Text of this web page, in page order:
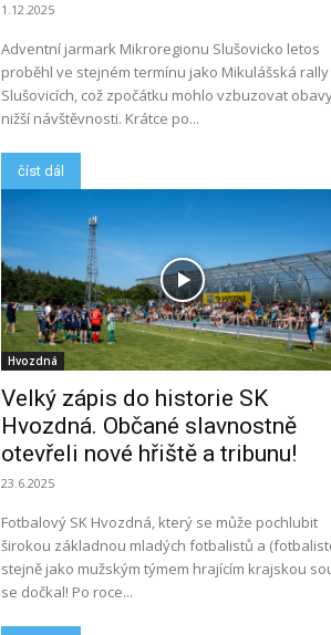
1.12.2025
Adventní jarmark Mikroregionu Slušovicko letos
proběhl ve stejném termínu jako Mikulášská rally
Slušovicích, což zpočátku mohlo vzbuzovat
nižší návštěvnosti. Krátce po...
číst dál
Hvozdná
Velký zápis do historie SK
Hvozdná. Občané slavnostně
otevřeli nové hřiště a tribunu!
23.6.2025
Fotbalový SK Hvozdná, který se může pochlubit
širokou základnou mladých fotbalistů a
stejně jako mužským týmem hrajícím krajskou
se dočkal! Po roce...